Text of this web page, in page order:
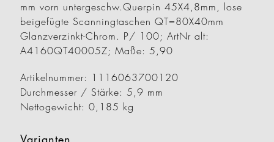
mm vorn untergeschw.Querpin 45X4,8mm, lose
beigefügte Scanningtaschen QT=80X40mm
Glanzverzinkt-Chrom. P/ 100; ArtNr alt:
A4160QT40005Z; Maße: 5,90
Artikelnummer: 1116063700120
Durchmesser / Stärke: 5,9 mm
Nettogewicht: 0,185 kg
Varianten